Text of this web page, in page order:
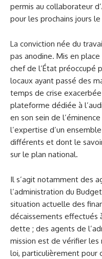
permis au collaborateur
pour les prochains jours
La conviction née du
pas anodine. Mis en
chef de l’État préoccupé
locaux ayant passé des
temps de crise
plateforme dédiée à
en son sein de
l’expertise d’un
différents et dont le
sur le plan national.
Il s’agit notamment des
l’administration du
situation actuelle des
décaissements effectués
dette ; des agents de
mission est de vérifier
loi, particulièrement pour